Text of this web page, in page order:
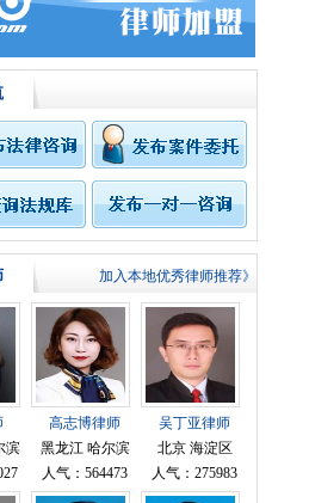
加入本地优秀律师推荐》
滨
高志博律师
黑龙江 哈尔滨
人气：564473
吴丁亚律师
北京 海淀区
人气：275983